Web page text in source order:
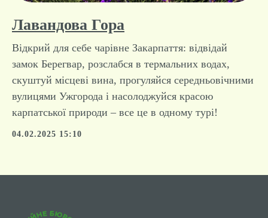
Лавандова Гора
Відкрий для себе чарівне Закарпаття: відвідай
замок Берегвар, розслабся в термальних водах,
скуштуй місцеві вина, прогуляйся середньовічними
вулицями Ужгорода і насолоджуйся красою
карпатської природи – все це в одному турі!
04.02.2025 15:10